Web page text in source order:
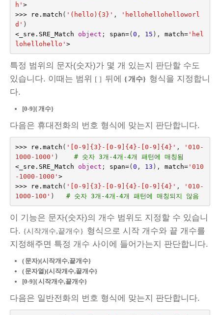
h' >
>>>
re . match ( '(hello){3}' ,
'hellohellohelloworl
d' )
<_sre . SRE_Match object ; span=(0 , 15 ), match='hel
lohellohello' >
특정 범위의 문자(숫자)가 몇 개 있는지 판단할 수도
있습니다. 이때는 범위 [ ] 뒤에 {개수} 형식을 지정합니
다.
[0-9]{개수}
다음은 휴대전화의 번호 형식에 맞는지 판단합니다.
>>> re . match ( '[0-9]{3}-[0-9]{4}-[0-9]{4}' ,
'010-
1000-1000' )
# 숫자 3개-4개-4개 패턴에 매칭됨
<_sre . SRE_Match object ; span=(0 , 13 ), match='010
-1000-1000' >
>>>
re . match ( '[0-9]{3}-[0-9]{4}-[0-9]{4}' ,
'010-
1000-100' ) # 숫자 3개-4개-4개 패턴에 매칭되지 않음
이 기능은 문자(숫자)의 개수 범위도 지정할 수 있습니
다. {시작개수,끝개수} 형식으로 시작 개수와 끝 개수를
지정해주면 특정 개수 사이에 들어가는지 판단합니다.
( 문자){시작개수,끝개수}
( 문자열){시작개수,끝개수}
[0-9]{시작개수,끝개수}
다음은 일반전화의 번호 형식에 맞는지 판단합니다.